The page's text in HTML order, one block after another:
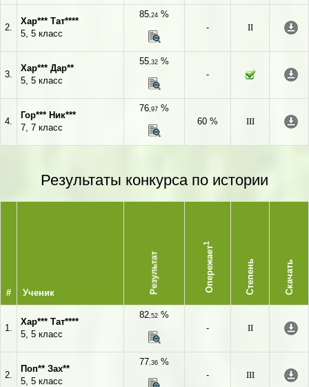
2.
Хар*** Тат****
5, 5 класс
85,24 %
-
II
3.
Хар*** Дар**
5, 5 класс
55,32 %
-
4.
Гор*** Ник***
7, 7 класс
76,97 %
60 %
III
Результаты конкурса по истории
# Ученик Результат Опережает
1
Степень Скачать
1.
Хар*** Тат****
5, 5 класс
82,52 %
-
II
2.
Поп** Зах**
5, 5 класс
77,36 %
-
III